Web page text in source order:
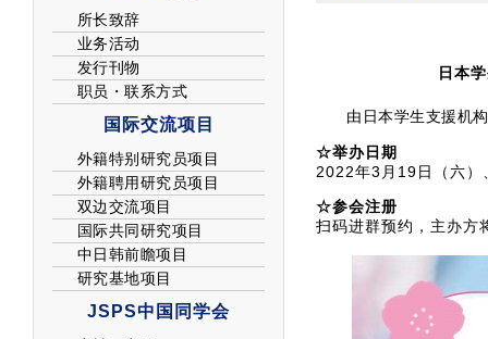
日本
由日本学生支援机
☆举办日期
2022年3月19日（六）
☆参会注册
扫码进群预约，主办